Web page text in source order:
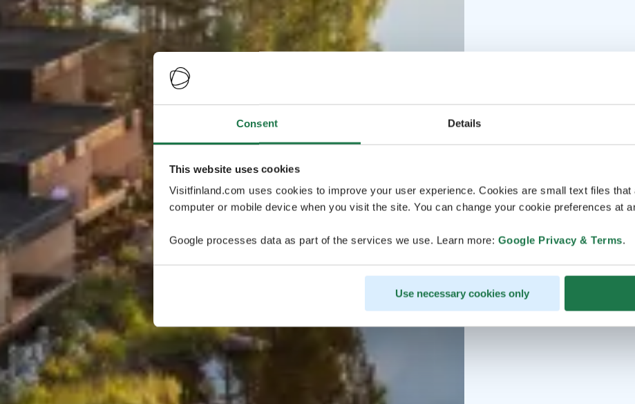
Consent Details
This website uses cookies
Visitfinland.com uses cookies to improve your user experience. Cookies are small text files that
computer or mobile device when you visit the site. You can change your cookie preferences at
Google processes data as part of the services we use. Learn more: Google Privacy & Terms.
Use necessary cookies only